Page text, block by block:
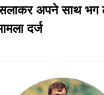
अपने साथ
दर्ज